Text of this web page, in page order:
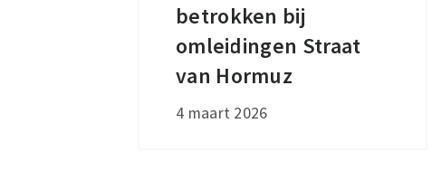
betrokken bij
omleidingen Straat
van Hormuz
4 maart 2026
wereldwijde
vloot
betrokken
omleidingen